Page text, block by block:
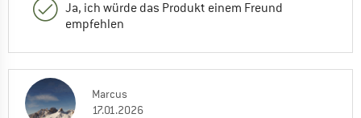
Ja, ich würde das Produkt einem Freund
empfehlen
Marcus
17.01.2026